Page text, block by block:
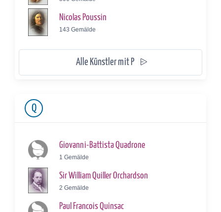
Nicolas Poussin
143 Gemälde
Alle Künstler mit P
Q
Giovanni-Battista Quadrone
1 Gemälde
Sir William Quiller Orchardson
2 Gemälde
Paul Francois Quinsac